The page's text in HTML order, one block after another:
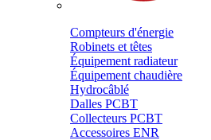
Compteurs d'énergie
Robinets et têtes
Équipement radiateur
Équipement chaudière
Hydrocâblé
Dalles PCBT
Collecteurs PCBT
Accessoires ENR